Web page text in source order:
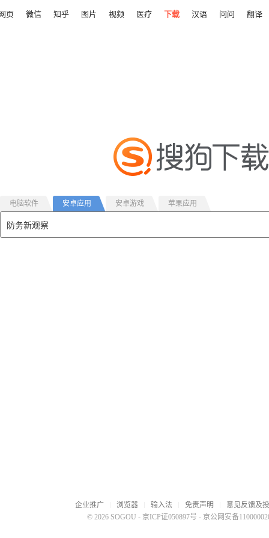
页 微信 知乎 图片 视频 医疗 下载 汉语 问问 翻译
电脑软件 安卓应用 安卓游戏 苹果应用
企业推广 浏览器 输入法 免责声明
意见反馈及
© 2026 SOGOU - 京ICP证050897号 - 京公网安备